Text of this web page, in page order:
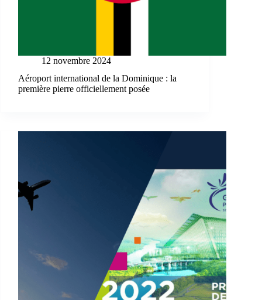
12 novembre 2024
Aéroport international de la Dominique : la
première pierre officiellement posée